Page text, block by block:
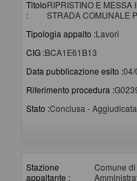
Titolo
:
RIPRISTINO E MESSA
STRADA COMUNALE
Tipologia appalto :Lavori
CIG :BCA1E61B13
Data pubblicazione esito :04/
Riferimento procedura :
Stato :Conclusa - Aggiudicata
Stazione
appaltante :
Comune